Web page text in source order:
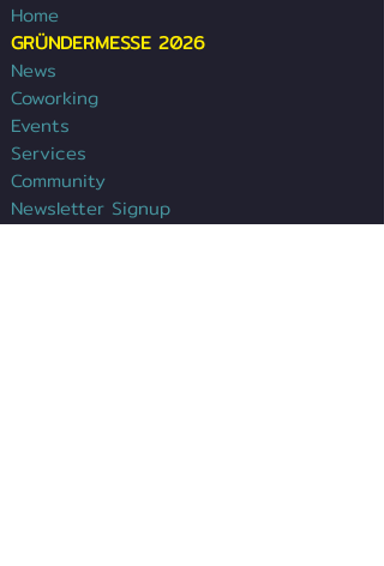
Home
GRÜNDERMESSE 2026
News
Coworking
Events
Services
Community
Newsletter Signup